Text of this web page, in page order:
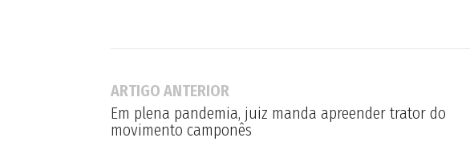
ARTIGO ANTERIOR
Em plena pandemia, juiz manda apreender trator do
movimento camponês